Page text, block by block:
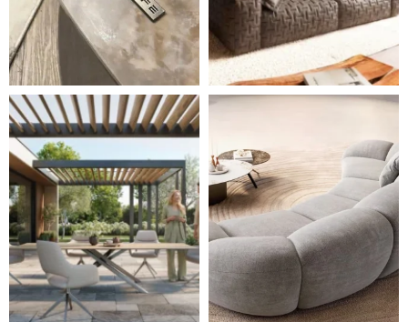
Styl, odolnost a společné chvíle pod širým nebem.
Ne každá pohovka je jen